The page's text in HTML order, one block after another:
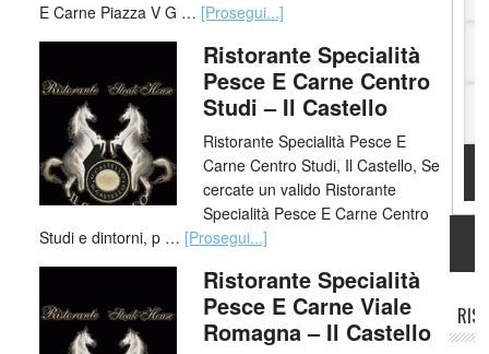
E Carne Piazza V G … [Prosegui...]
Ristorante Specialità
Pesce E Carne Centro
Studi – Il Castello
Ristorante Specialità Pesce E
Carne Centro Studi, Il Castello, Se
cercate un valido Ristorante
Specialità Pesce E Carne Centro
Studi e dintorni, p … [Prosegui...]
Ristorante Specialità
Pesce E Carne Viale
Romagna – Il Castello